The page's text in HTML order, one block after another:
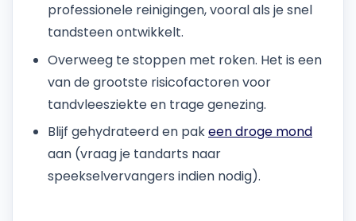
professionele reinigingen, vooral als je snel
tandsteen ontwikkelt.
Overweeg te stoppen met roken. Het is een
van de grootste risicofactoren voor
tandvleesziekte en trage genezing.
Blijf gehydrateerd en pakeen droge mond
aan (vraag je tandarts naar
speekselvervangers indien nodig).